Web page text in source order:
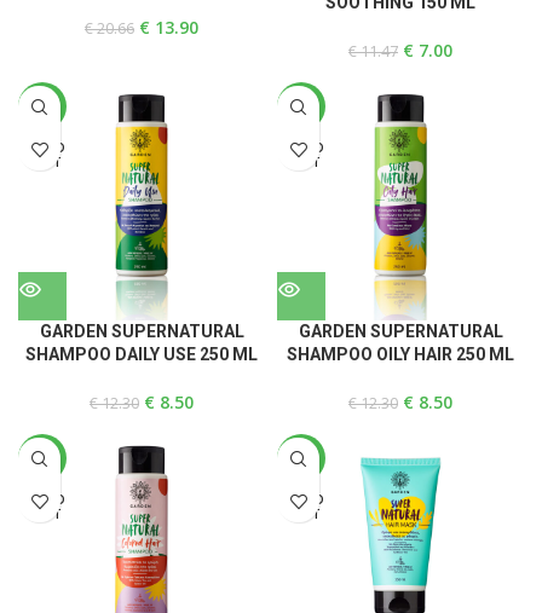
€20.66 € 13.90
€11.47 € 7.00
-31%
SOLD
OUT
GARDEN SUPERNATURAL
SHAMPOO DAILY USE 250 ML
€12.30 € 8.50
-31%
SOLD
OUT
GARDEN SUPERNATURAL
SHAMPOO OILY HAIR 250 ML
€12.30 € 8.50
-31%
SOLD
OUT
-49%
SOLD
OUT